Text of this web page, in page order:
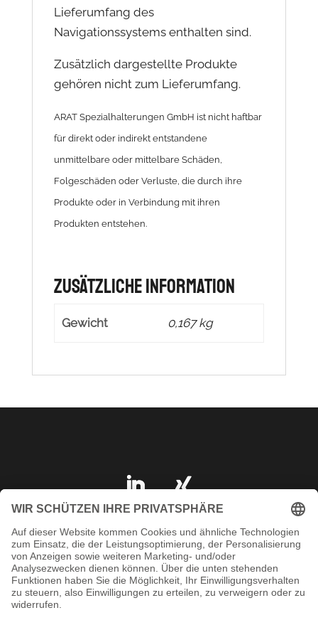
Lieferumfang des
Navigationssystems enthalten sind.
Zusätzlich dargestellte Produkte
gehören nicht zum Lieferumfang.
ARAT Spezialhalterungen GmbH ist nicht haftbar
für direkt oder indirekt entstandene
unmittelbare oder mittelbare Schäden,
Folgeschäden oder Verluste, die durch ihre
Produkte oder in Verbindung mit ihren
Produkten entstehen.
Zusätzliche Information
Gewicht 0,167 kg
IMPRESSUM
DATENSCHUTZ
AGB